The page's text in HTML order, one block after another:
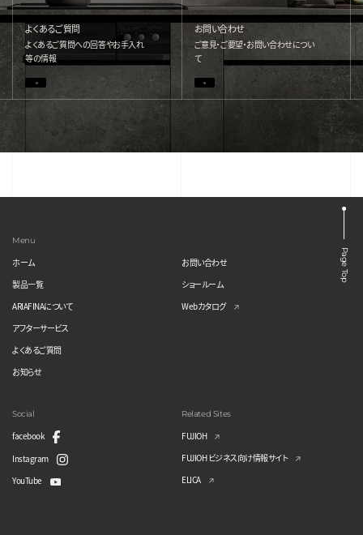
よくあるご質問
よくあるご質問への回答やお手入れ
等の情報
お問い合わせ
ご意見・ご要望・お問い合わせについ
て
Page Top
Menu
ホーム
製品一覧
ARIAFINAについて
アフターサービス
よくあるご質問
お知らせ
お問い合わせ
ショールーム
Webカタログ
Social
facebook
Instagram
YouTube
Related Sites
FUJIOH
FUJIOH ビジネス向け情報サイト
ELICA